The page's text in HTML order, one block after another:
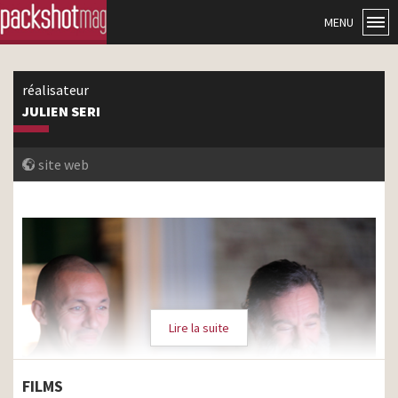
MENU
réalisateur
JULIEN SERI
site web
Lire la suite
FILMS